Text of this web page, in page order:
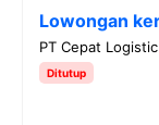
Lowongan
PT Cepat
Ditutup